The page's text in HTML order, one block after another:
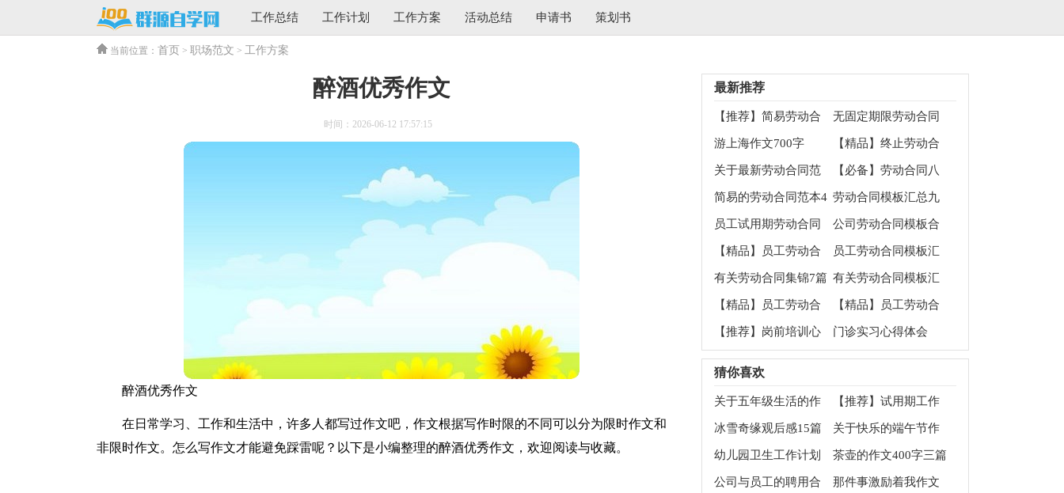
工作总结 工作计划 工作方案 活动总结 申请书 策划书
当前位置： 首页 > 职场范文 > 工作方案
醉酒优秀作文
时间：2026-06-12 17:57:15
醉酒优秀作文
在日常学习、工作和生活中，许多人都写过作文吧，作文根据写作时限的不同可以分为限时作文和
非限时作文。怎么写作文才能避免踩雷呢？以下是小编整理的醉酒优秀作文，欢迎阅读与收藏。
最新推荐
【推荐】简易劳动合
同
无固定期限劳动合同
集合5篇
游上海作文700字
【精品】终止劳动合
同九篇
关于最新劳动合同范
本
【必备】劳动合同八
篇
简易的劳动合同范本4
篇
劳动合同模板汇总九
篇
员工试用期劳动合同
范本
公司劳动合同模板合
集六篇
【精品】员工劳动合
同模板3篇
员工劳动合同模板汇
总5篇
有关劳动合同集锦7篇 有关劳动合同模板汇
编六篇
【精品】员工劳动合
同模板八篇
【精品】员工劳动合
同范文锦集五篇
【推荐】岗前培训心
门诊实习心得体会
猜你喜欢
关于五年级生活的作
文汇编6篇
【推荐】试用期工作
总结范文锦集五篇
冰雪奇缘观后感15篇
关于快乐的端午节作
文100字3篇
幼儿园卫生工作计划 茶壶的作文400字三篇
公司与员工的聘用合
那件事激励着我作文